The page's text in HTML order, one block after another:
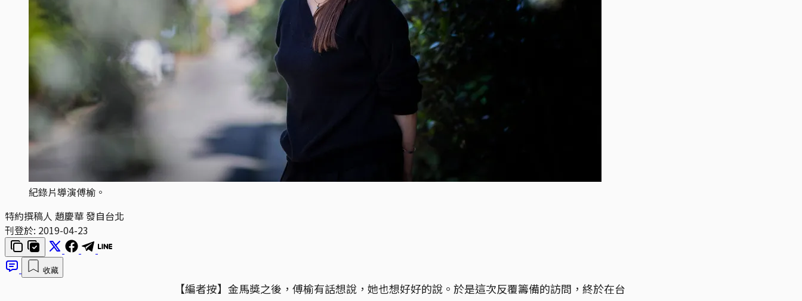
紀錄片導演傅榆。
特約撰稿人 趙慶華 發自台北
刊登於: 2019-04-23
收藏
【編者按】金馬獎之後，傅榆有話想說，她也想好好的說。於是這次反覆籌備的訪問，終於在台